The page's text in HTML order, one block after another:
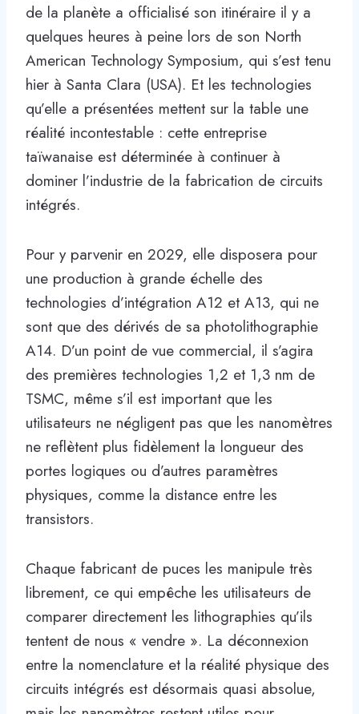
de la planète a officialisé son itinéraire il y a
quelques heures à peine lors de son North
American Technology Symposium, qui s’est tenu
hier à Santa Clara (USA). Et les technologies
qu’elle a présentées mettent sur la table une
réalité incontestable : cette entreprise
taïwanaise est déterminée à continuer à
dominer l’industrie de la fabrication de circuits
intégrés.
Pour y parvenir en 2029, elle disposera pour
une production à grande échelle des
technologies d’intégration A12 et A13, qui ne
sont que des dérivés de sa photolithographie
A14. D’un point de vue commercial, il s’agira
des premières technologies 1,2 et 1,3 nm de
TSMC, même s’il est important que les
utilisateurs ne négligent pas que les nanomètres
ne reflètent plus fidèlement la longueur des
portes logiques ou d’autres paramètres
physiques, comme la distance entre les
transistors.
Chaque fabricant de puces les manipule très
librement, ce qui empêche les utilisateurs de
comparer directement les lithographies qu’ils
tentent de nous « vendre ». La déconnexion
entre la nomenclature et la réalité physique des
circuits intégrés est désormais quasi absolue,